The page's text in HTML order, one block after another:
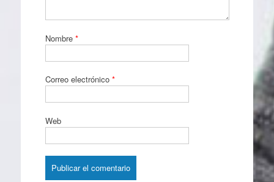
Nombre *
Correo electrónico *
Web